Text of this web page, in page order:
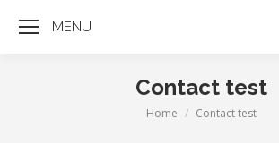
MENU
Contact test
Je bent hier:
Home Contact test